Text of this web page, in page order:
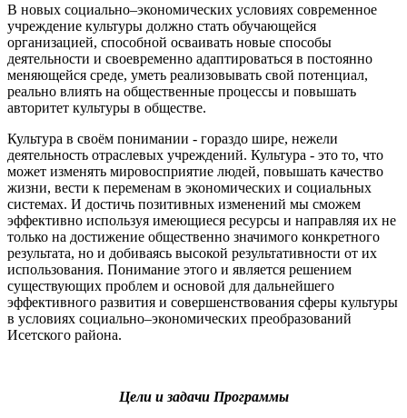
В новых социально–экономических условиях современное
учреждение культуры должно стать обучающейся
организацией, способной осваивать новые способы
деятельности и своевременно адаптироваться в постоянно
меняющейся среде, уметь реализовывать свой потенциал,
реально влиять на общественные процессы и повышать
авторитет культуры в обществе.
Культура в своём понимании - гораздо шире, нежели
деятельность отраслевых учреждений. Культура - это то, что
может изменять мировосприятие людей, повышать качество
жизни, вести к переменам в экономических и социальных
системах. И достичь позитивных изменений мы сможем
эффективно используя имеющиеся ресурсы и направляя их не
только на достижение общественно значимого конкретного
результата, но и добиваясь высокой результативности от их
использования. Понимание этого и является решением
существующих проблем и основой для дальнейшего
эффективного развития и совершенствования сферы культуры
в условиях социально–экономических преобразований
Исетского района.
Цели и задачи Программы